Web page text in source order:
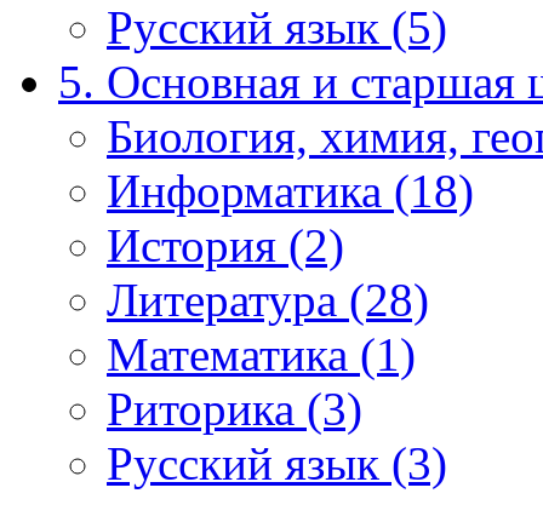
Русский язык (5)
5. Основная и старшая
Биология, химия,
Информатика (18)
История (2)
Литература (28)
Математика (1)
Риторика (3)
Русский язык (3)